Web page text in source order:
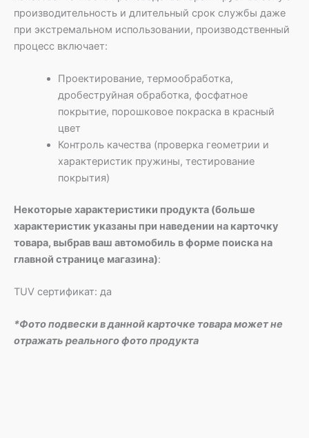
производительность и длительный срок службы даже
при экстремальном использовании, производственный
процесс включает:
Проектирование, термообработка,
дробеструйная обработка, фосфатное
покрытие, порошковое покраска в красный
цвет
Контроль качества (проверка геометрии и
характеристик пружины, тестирование
покрытия)
Некоторые характеристики продукта (больше
характеристик указаны при наведении на карточку
товара, выбрав ваш автомобиль в форме поиска на
главной странице магазина):
TUV сертификат: да
*Фото подвески в данной карточке товара может не
отражать реального фото продукта